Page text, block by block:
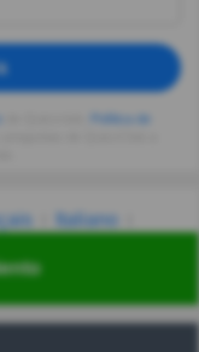
Italiano
汉语